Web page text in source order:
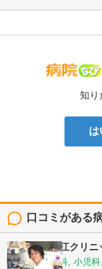
知り
は
口コミがある
医療法人細江クリニ
内科, 呼吸器科, 小児